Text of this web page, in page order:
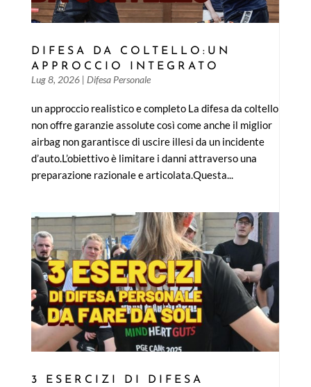
DIFESA DA COLTELLO:UN
APPROCCIO INTEGRATO
Lug 8, 2026| Difesa Personale
un approccio realistico e completo La difesa da coltello
non offre garanzie assolute così come anche il miglior
airbag non garantisce di uscire illesi da un incidente
d’auto.L’obiettivo è limitare i danni attraverso una
preparazione razionale e articolata.Questa...
3 ESERCIZI DI DIFESA